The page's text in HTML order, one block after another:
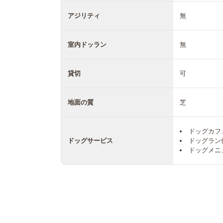
アジリティ 無
室内ドッラン 無
貸切 可
地面の質 芝
ドッグサービス
ドッグカ
ドッグラン
ドッグメ